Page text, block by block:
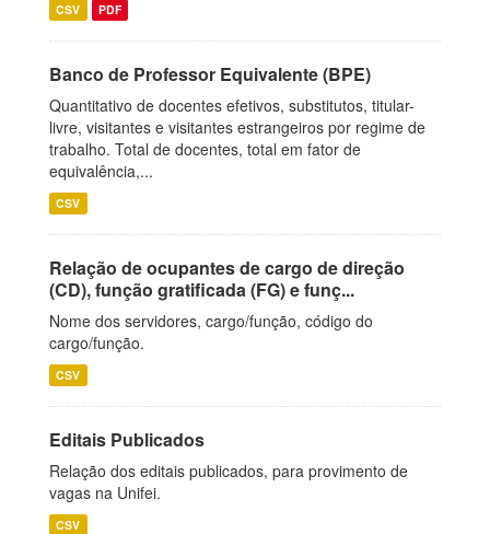
CSV PDF
Banco de Professor Equivalente (BPE)
Quantitativo de docentes efetivos, substitutos, titular-
livre, visitantes e visitantes estrangeiros por regime de
trabalho. Total de docentes, total em fator de
equivalência,...
CSV
Relação de ocupantes de cargo de direção
(CD), função gratificada (FG) e funç...
Nome dos servidores, cargo/função, código do
cargo/função.
CSV
Editais Publicados
Relação dos editais publicados, para provimento de
vagas na Unifei.
CSV